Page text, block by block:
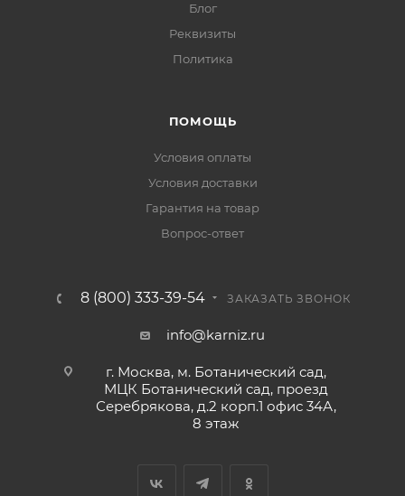
Блог
Реквизиты
Политика
ПОМОЩЬ
Условия оплаты
Условия доставки
Гарантия на товар
Вопрос-ответ
8 (800) 333-39-54 ЗАКАЗАТЬ ЗВОНОК
info@karniz.ru
г. Москва, м. Ботанический сад,
МЦК Ботанический сад, проезд
Серебрякова, д.2 корп.1 офис 34А,
8 этаж